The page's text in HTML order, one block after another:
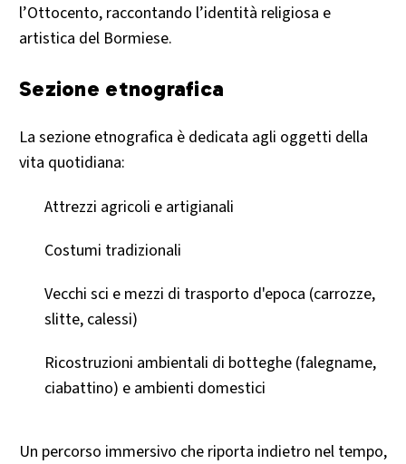
l’Ottocento, raccontando l’identità religiosa e
artistica del Bormiese.
Sezione etnografica
La sezione etnografica è dedicata agli oggetti della
vita quotidiana:
Attrezzi agricoli e artigianali
Costumi tradizionali
Vecchi sci e mezzi di trasporto d'epoca (carrozze,
slitte, calessi)
Ricostruzioni ambientali di botteghe (falegname,
ciabattino) e ambienti domestici
Un percorso immersivo che riporta indietro nel tempo,